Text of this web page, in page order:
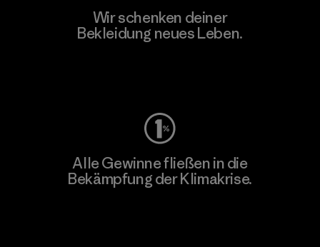
Wir schenken deiner
Bekleidung neues Leben.
Alle Gewinne fließen in die
Bekämpfung der Klimakrise.